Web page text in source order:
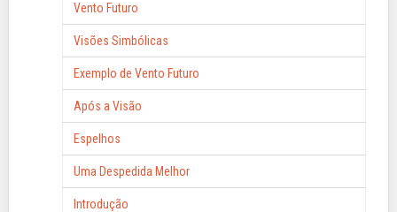
Vento Futuro
Visões Simbólicas
Exemplo de Vento Futuro
Após a Visão
Espelhos
Uma Despedida Melhor
Introdução